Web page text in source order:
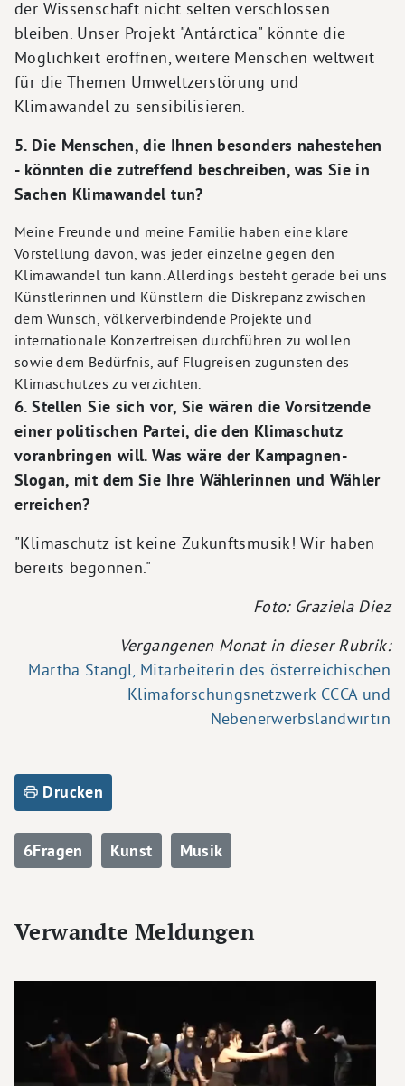
der Wissenschaft nicht selten verschlossen
bleiben. Unser Projekt "Antárctica" könnte die
Möglichkeit eröffnen, weitere Menschen weltweit
für die Themen Umweltzerstörung und
Klimawandel zu sensibilisieren.
5. Die Menschen, die Ihnen besonders nahestehen
- könnten die zutreffend beschreiben, was Sie in
Sachen Klimawandel tun?
Meine Freunde und meine Familie haben eine klare
Vorstellung davon, was jeder einzelne gegen den
Klimawandel tun kann. Allerdings besteht gerade bei uns
Künstlerinnen und Künstlern die Diskrepanz zwischen
dem Wunsch, völkerverbindende Projekte und
internationale Konzertreisen durchführen zu wollen
sowie dem Bedürfnis, auf Flugreisen zugunsten des
Klimaschutzes zu verzichten.
6. Stellen Sie sich vor, Sie wären die Vorsitzende
einer politischen Partei, die den Klimaschutz
voranbringen will. Was wäre der Kampagnen-
Slogan, mit dem Sie Ihre Wählerinnen und Wähler
erreichen?
"Klimaschutz ist keine Zukunftsmusik! Wir haben
bereits begonnen."
Foto: Graziela Diez
Vergangenen Monat in dieser Rubrik:
Martha Stangl, Mitarbeiterin des österreichischen
Klimaforschungsnetzwerk CCCA und
Nebenerwerbslandwirtin
Drucken
6Fragen Kunst Musik
Verwandte Meldungen